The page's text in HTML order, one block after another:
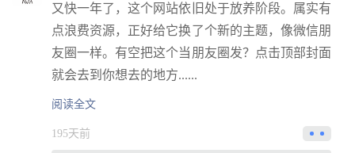
又快一年了，这个网站依旧处于放养阶段。属实有
点浪费资源，正好给它换了个新的主题，像微信朋
友圈一样。有空把这个当朋友圈发？点击顶部封面
就会去到你想去的地方......
阅读全文
195天前